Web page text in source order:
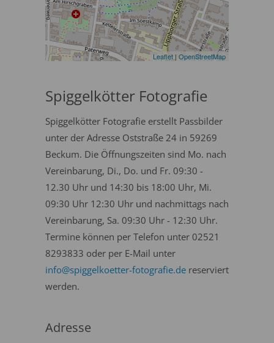
Leaflet | OpenStreetMap
Spiggelkötter Fotografie
Spiggelkötter Fotografie erstellt Passbilder
unter der Adresse Oststraße 24 in 59269
Beckum. Die Öffnungszeiten sind Mo. nach
Vereinbarung, Di., Do. und Fr. 09:30 -
12.30 Uhr und 14:30 bis 18:00 Uhr, Mi.
09:30 Uhr 12:30 Uhr und nachmittags nach
Vereinbarung, Sa. 09:30 Uhr - 12:30 Uhr.
Termine können per Telefon unter 02521
8293833 oder per E-Mail unter
info@spiggelkoetter-fotografie.de reserviert
werden.
Adresse